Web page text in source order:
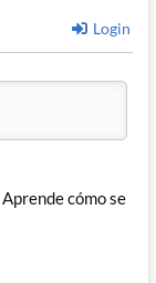
Login
Aprende cómo se